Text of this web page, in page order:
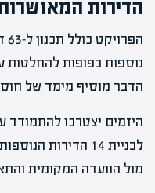
הדירות
נוספות כפופות להחלטות
הדבר מוסיף מימד של
היזמים יצטרכו
לבניית 14 הדירות
מול הוועדה המקומית